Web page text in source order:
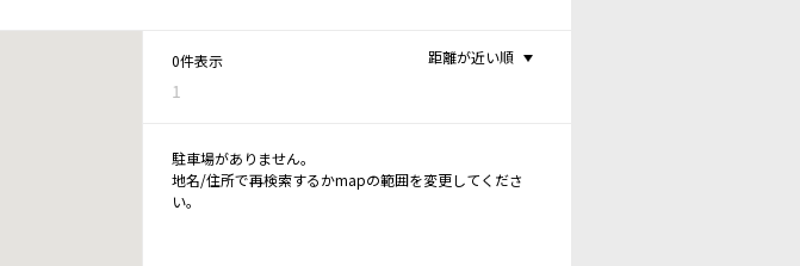
0件表示
1
距離が近い順
駐車場がありません。
地名/住所で再検索するかmapの範囲を変更してくださ
い。